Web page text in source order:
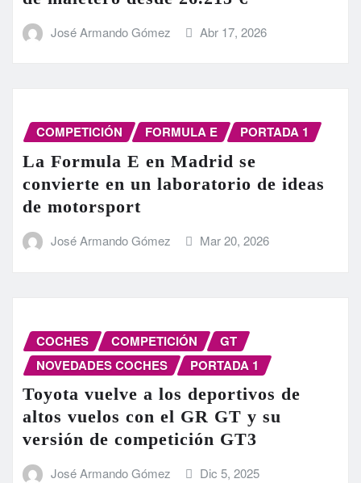
José Armando Gómez Abr 17, 2026
COMPETICIÓN FORMULA E PORTADA 1
La Formula E en Madrid se
convierte en un laboratorio de ideas
de motorsport
José Armando Gómez Mar 20, 2026
COCHES COMPETICIÓN
GT
NOVEDADES COCHES
PORTADA 1
Toyota vuelve a los deportivos de
altos vuelos con el GR GT y su
versión de competición GT3
José Armando Gómez Dic 5, 2025